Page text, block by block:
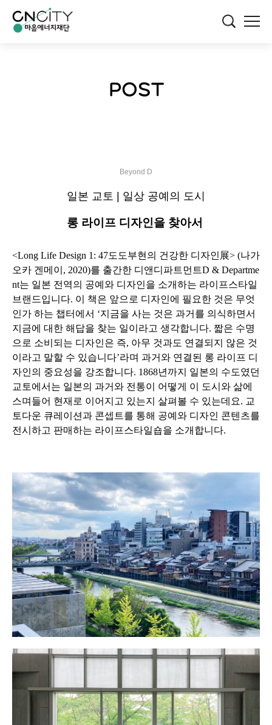
POST
Beyond D
일본 교토 | 일상 공예의 도시
롱 라이프 디자인을 찾아서
<Long Life Design 1: 47도도부현의 건강한 디자인展> (나가
오카 겐메이, 2020)를 출간한 디앤디파트먼트D & Departme
nt는 일본 전역의 공예와 디자인을 소개하는 라이프스타일
브랜드입니다. 이 책은 앞으로 디자인에 필요한 것은 무엇
인가 하는 챕터에서 ‘지금을 사는 것은 과거를 의식하면서
지금에 대한 해답을 찾는 일이라고 생각합니다. 짧은 수명
으로 소비되는 디자인은 즉, 아무 것과도 연결되지 않은 것
이라고 말할 수 있습니다’라며 과거와 연결된 롱 라이프 디
자인의 중요성을 강조합니다. 1868년까지 일본의 수도였던
교토에서는 일본의 과거와 전통이 어떻게 이 도시와 삶에
스며들어 현재로 이어지고 있는지 살펴볼 수 있는데요. 교
토다운 큐레이션과 콘셉트를 통해 공예와 디자인 콘텐츠를
전시하고 판매하는 라이프스타일숍을 소개합니다.